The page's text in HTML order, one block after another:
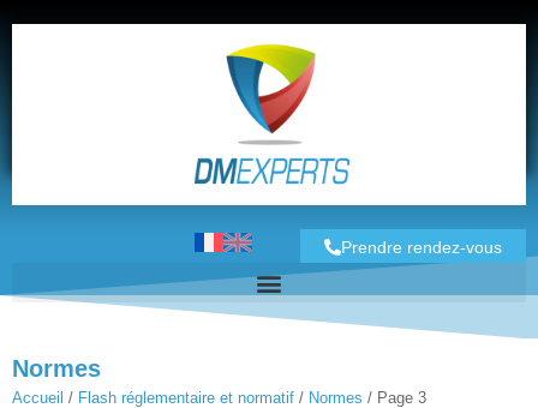
Prendre rendez-vous
Normes
Accueil / Flash réglementaire et normatif / Normes / Page 3